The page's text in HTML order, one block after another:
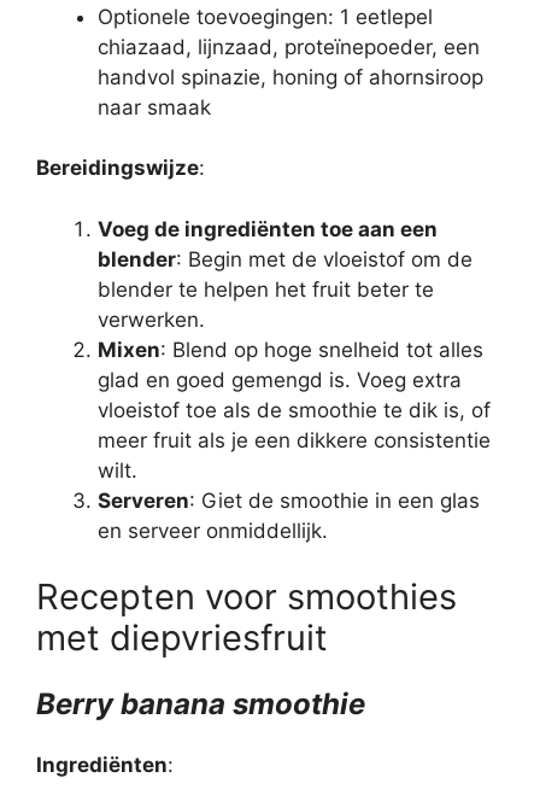
Optionele toevoegingen: 1 eetlepel
chiazaad, lijnzaad, proteïnepoeder, een
handvol spinazie, honing of ahornsiroop
naar smaak
Bereidingswijze:
Voeg de ingrediënten toe aan een
blender: Begin met de vloeistof om de
blender te helpen het fruit beter te
verwerken.
Mixen: Blend op hoge snelheid tot alles
glad en goed gemengd is. Voeg extra
vloeistof toe als de smoothie te dik is, of
meer fruit als je een dikkere consistentie
wilt.
Serveren: Giet de smoothie in een glas
en serveer onmiddellijk.
Recepten voor smoothies
met diepvriesfruit
Berry banana smoothie
Ingrediënten: